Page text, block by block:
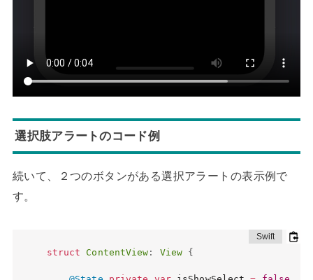
選択肢アラートのコード例
続いて、２つのボタンがある選択アラートの表示例で
す。
struct ContentView : View {